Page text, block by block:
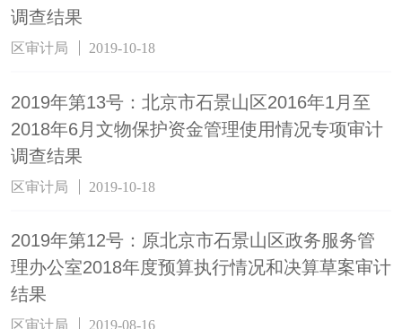
调查结果
区审计局 2019-10-18
2019年第13号：北京市石景山区2016年1月至
2018年6月文物保护资金管理使用情况专项审计
调查结果
区审计局 2019-10-18
2019年第12号：原北京市石景山区政务服务管
理办公室2018年度预算执行情况和决算草案审计
结果
区审计局 2019-08-16